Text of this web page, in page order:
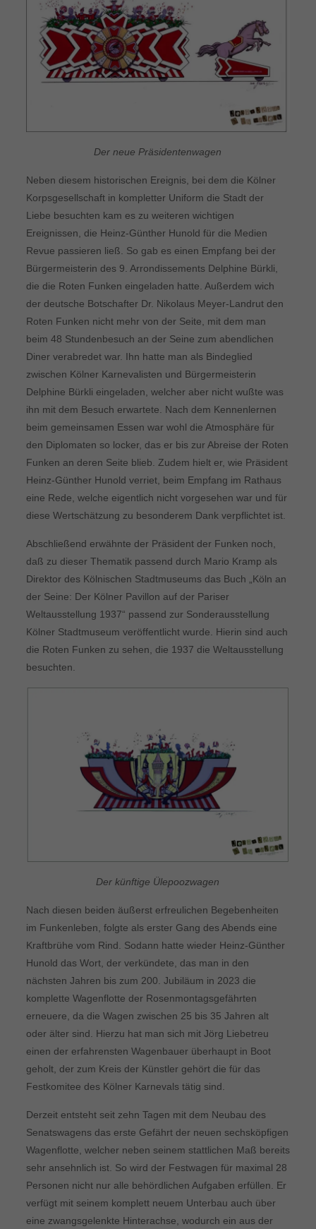
Der neue Präsidentenwagen
Neben diesem historischen Ereignis, bei dem die Kölner
Korpsgesellschaft in kompletter Uniform die Stadt der
Liebe besuchten kam es zu weiteren wichtigen
Ereignissen, die Heinz-Günther Hunold für die Medien
Revue passieren ließ. So gab es einen Empfang bei der
Bürgermeisterin des 9. Arrondissements Delphine Bürkli,
die die Roten Funken eingeladen hatte. Außerdem wich
der deutsche Botschafter Dr. Nikolaus Meyer-Landrut den
Roten Funken nicht mehr von der Seite, mit dem man
beim 48 Stundenbesuch an der Seine zum abendlichen
Diner verabredet war. Ihn hatte man als Bindeglied
zwischen Kölner Karnevalisten und Bürgermeisterin
Delphine Bürkli eingeladen, welcher aber nicht wußte was
ihn mit dem Besuch erwartete. Nach dem Kennenlernen
beim gemeinsamen Essen war wohl die Atmosphäre für
den Diplomaten so locker, das er bis zur Abreise der Roten
Funken an deren Seite blieb. Zudem hielt er, wie Präsident
Heinz-Günther Hunold verriet, beim Empfang im Rathaus
eine Rede, welche eigentlich nicht vorgesehen war und für
diese Wertschätzung zu besonderem Dank verpflichtet ist.
Abschließend erwähnte der Präsident der Funken noch,
daß zu dieser Thematik passend durch Mario Kramp als
Direktor des Kölnischen Stadtmuseums das Buch „Köln an
der Seine: Der Kölner Pavillon auf der Pariser
Weltausstellung 1937“ passend zur Sonderausstellung
Kölner Stadtmuseum veröffentlicht wurde. Hierin sind auch
die Roten Funken zu sehen, die 1937 die Weltausstellung
besuchten.
Der künftige Ülepoozwagen
Nach diesen beiden äußerst erfreulichen Begebenheiten
im Funkenleben, folgte als erster Gang des Abends eine
Kraftbrühe vom Rind. Sodann hatte wieder Heinz-Günther
Hunold das Wort, der verkündete, das man in den
nächsten Jahren bis zum 200. Jubiläum in 2023 die
komplette Wagenflotte der Rosenmontagsgefährten
erneuere, da die Wagen zwischen 25 bis 35 Jahren alt
oder älter sind. Hierzu hat man sich mit Jörg Liebetreu
einen der erfahrensten Wagenbauer überhaupt in Boot
geholt, der zum Kreis der Künstler gehört die für das
Festkomitee des Kölner Karnevals tätig sind.
Derzeit entsteht seit zehn Tagen mit dem Neubau des
Senatswagens das erste Gefährt der neuen sechsköpfigen
Wagenflotte, welcher neben seinem stattlichen Maß bereits
sehr ansehnlich ist. So wird der Festwagen für maximal 28
Personen nicht nur alle behördlichen Aufgaben erfüllen. Er
verfügt mit seinem komplett neuem Unterbau auch über
eine zwangsgelenkte Hinterachse, wodurch ein aus der